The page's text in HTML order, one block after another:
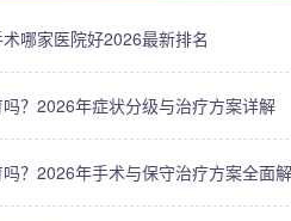
哪家医院好2026最新排名
？2026年症状分级与治疗方案详解
？2026年手术与保守治疗方案全面